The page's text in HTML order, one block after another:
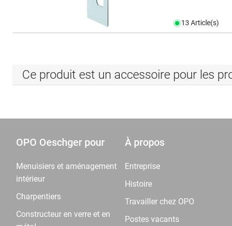
13 Article(s)
Ce produit est un accessoire pour les
OPO Oeschger pour
Menuisiers et aménagement
intérieur
Charpentiers
Constructeur en verre et en
À propos
Entreprise
Histoire
Travailler chez OPO
Postes vacants